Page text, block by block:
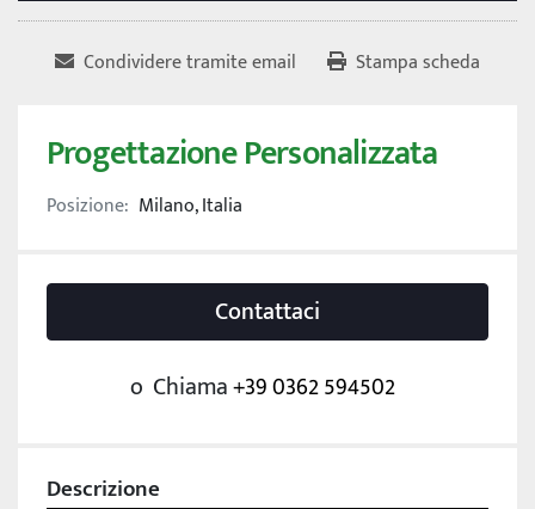
Condividere tramite email Stampa scheda
Progettazione Personalizzata
Posizione: Milano, Italia
Contattaci
o Chiama+39 0362 594502
Descrizione